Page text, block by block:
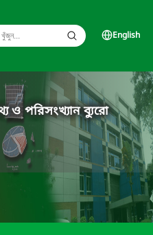
English
ও পরিসংখ্যান ব্যুরো